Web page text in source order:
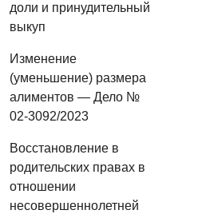
доли и принудительный
выкуп
Изменение
(уменьшение) размера
алиментов — Дело №
02-3092/2023
Восстановление в
родительских правах в
отношении
несовершеннолетней